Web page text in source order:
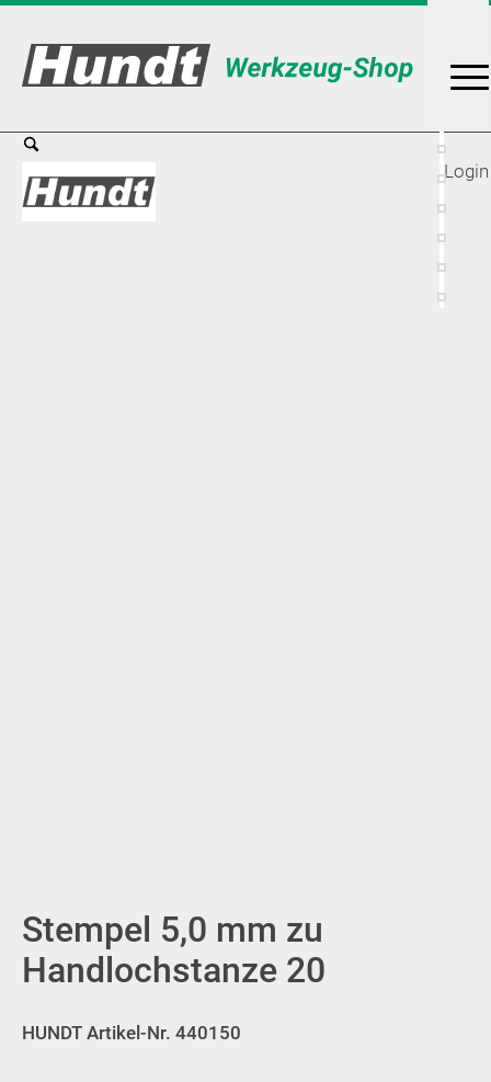
Login
Stempel 5,0 mm zu
Handlochstanze 20
HUNDT Artikel-Nr. 440150